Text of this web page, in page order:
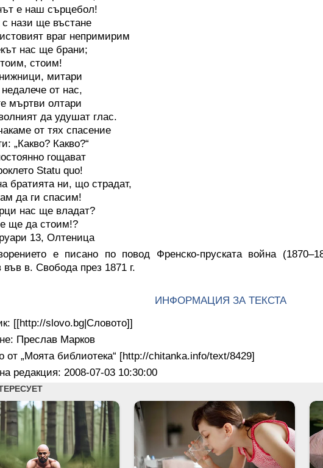
е наш сърцебол!
с нази ще въстане
враг непримирим
нас ще брани;
стоим!
митари
от нас,
мъртви олтари
да удушат глас.
от тях спасение
„Какво? Какво?“
гощават
Statu quo!
братията ни, що страдат,
да ги спасим!
нас ще владат?
ще да стоим!?
13, Олтеница
е писано по повод Френско-пруската война
във в. Свобода през 1871 г.
ИНФОРМАЦИЯ ЗА ТЕКСТА
[[http://slovo.bg|Словото]]
Преслав Марков
от „Моята библиотека“ [http://chitanka.info/text/8429]
редакция: 2008-07-03 10:30:00